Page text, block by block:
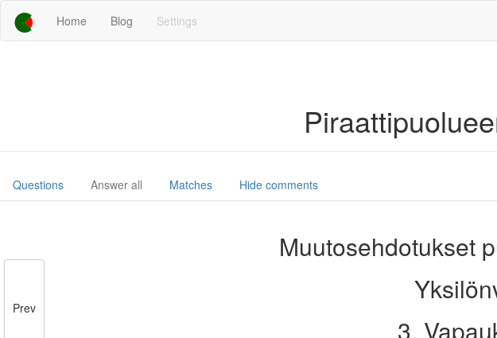
Home Blog Settings
Questions Answer all Matches Hide comments
Prev
Muutosehdotukset
3.